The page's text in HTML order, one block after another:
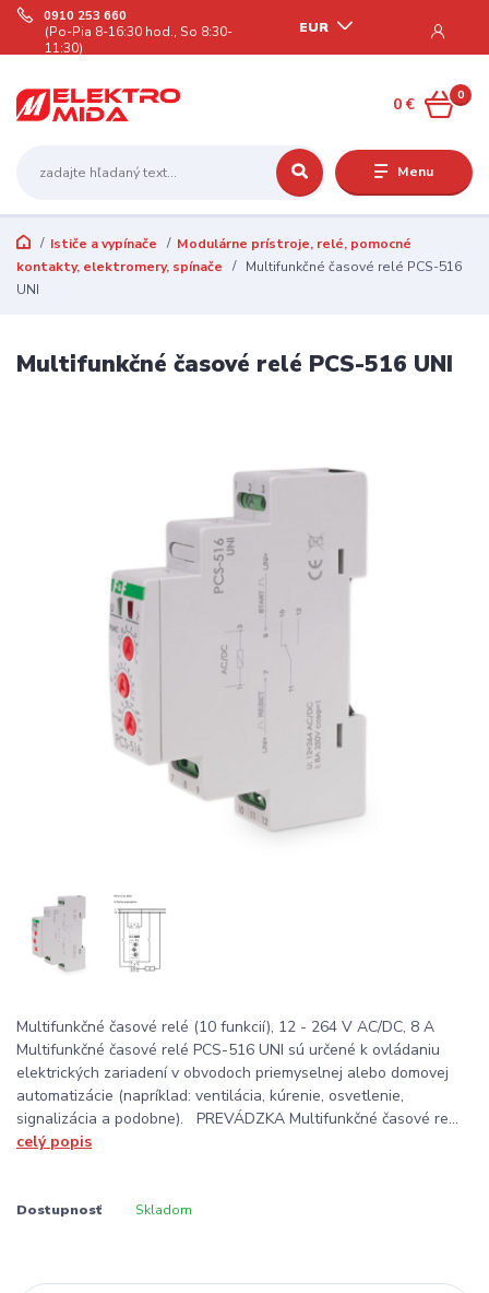
Menu
EUR
0910 253 660
(Po-Pia 8-16:30 hod., So 8:30-
11:30)
0
0 €
Ističe a vypínače
Modulárne prístroje, relé, pomocné
kontakty, elektromery, spínače
Multifunkčné časové relé PCS-516
UNI
Multifunkčné časové relé PCS-516 UNI
Multifunkčné časové relé (10 funkcií), 12 - 264 V AC/DC, 8 A
Multifunkčné časové relé PCS-516 UNI sú určené k ovládaniu
elektrických zariadení v obvodoch priemyselnej alebo domovej
automatizácie (napríklad: ventilácia, kúrenie, osvetlenie,
signalizácia a podobne). PREVÁDZKA Multifunkčné časové re...
celý popis
Dostupnosť Skladom